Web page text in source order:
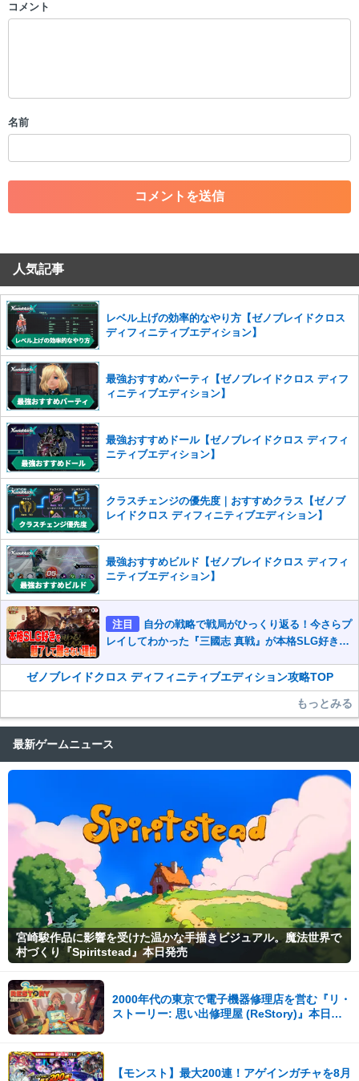
以下の書き込みを禁止とし、場合によってはコメント削除や書き込み制
・一度削除された投稿を再び投稿すること
・アカウントの売買など金銭が絡む内容の投稿
・各ゲームのネタバレを含む内容の投稿
・その他、管理者が不適切と判断した投稿
コメントの削除を申請する
せていただきます。ご了承ください。
※一度削除したコメントは復元ができませんのでご注意くだ
さい。
また、過度な利用規約の違反や、弊社に損害の及ぶ内容の書き込みがあ
った場合は、法的措置をとらせていただく場合もございますので、あら
かじめご理解くださいませ。
コメント
名前
人気記事
レベル上げの効率的なやり方【ゼノブレイドクロス
ディフィニティブエディション】
最強おすすめパーティ【ゼノブレイドクロス ディフ
ィニティブエディション】
最強おすすめドール【ゼノブレイドクロス ディフィ
ニティブエディション】
クラスチェンジの優先度｜おすすめクラス【ゼノブ
レイドクロス ディフィニティブエディション】
最強おすすめビルド【ゼノブレイドクロス ディフィ
ニティブエディション】
注目
自分の戦略で戦局がひっくり返る！今さらプ
レイしてわかった『三國志 真戦』が本格SLG好きを
ゼノブレイドクロス ディフィニティブエディション攻略TOP
もっとみる
最新ゲームニュース
宮崎駿作品に影響を受けた温かな手描きビジュアル。魔法世界で
村づくり『Spiritstead』本日発売
2000年代の東京で電子機器修理店を営む『リ・
ストーリー: 思い出修理屋 (ReStory)』本日
【モンスト】最大200連！アゲインガチャを8月